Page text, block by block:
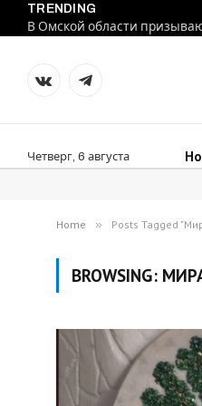
TRENDING
В Омской области
VKontakteTelegram
Четверг, 6 августа
Home » Posts Tagged
BROWSING: